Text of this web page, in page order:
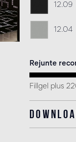
12.09
12.04
Rejunte
Fillgel plus